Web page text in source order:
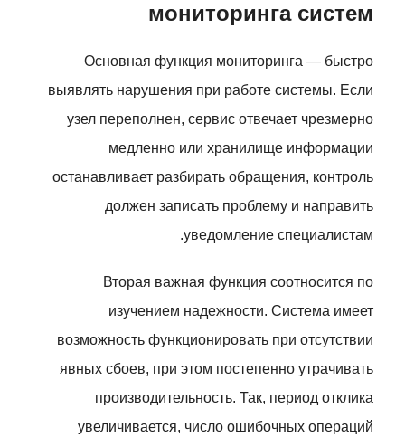
мониторинга систем
Основная функция мониторинга — быстро
выявлять нарушения при работе системы. Если
узел переполнен, сервис отвечает чрезмерно
медленно или хранилище информации
останавливает разбирать обращения, контроль
должен записать проблему и направить
уведомление специалистам.
Вторая важная функция соотносится по
изучением надежности. Система имеет
возможность функционировать при отсутствии
явных сбоев, при этом постепенно утрачивать
производительность. Так, период отклика
увеличивается, число ошибочных операций